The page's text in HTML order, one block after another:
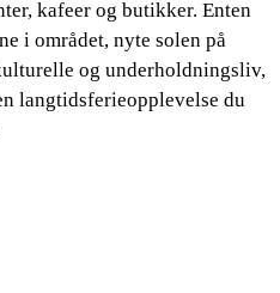
kafeer og butikker. Enten
i området, nyte solen på
og underholdningsliv,
langtidsferieopplevelse du